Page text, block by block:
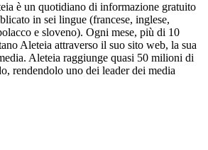
è un quotidiano di informazione gratuito
in sei lingue (francese, inglese,
e sloveno). Ogni mese, più di 10
Aleteia attraverso il suo sito web, la sua
Aleteia raggiunge quasi 50 milioni di
rendendolo uno dei leader dei media